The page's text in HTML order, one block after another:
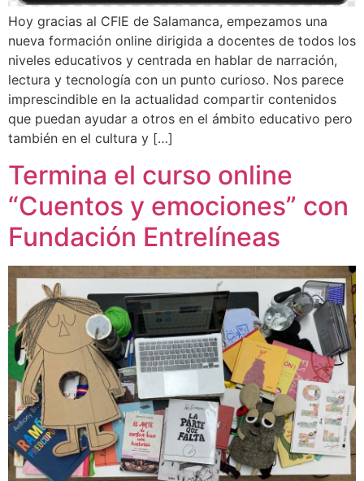
Hoy gracias al CFIE de Salamanca, empezamos una
nueva formación online dirigida a docentes de todos los
niveles educativos y centrada en hablar de narración,
lectura y tecnología con un punto curioso. Nos parece
imprescindible en la actualidad compartir contenidos
que puedan ayudar a otros en el ámbito educativo pero
también en el cultura y […]
Termina el curso online
“Cuentos y emociones” con
Fundación Entrelíneas